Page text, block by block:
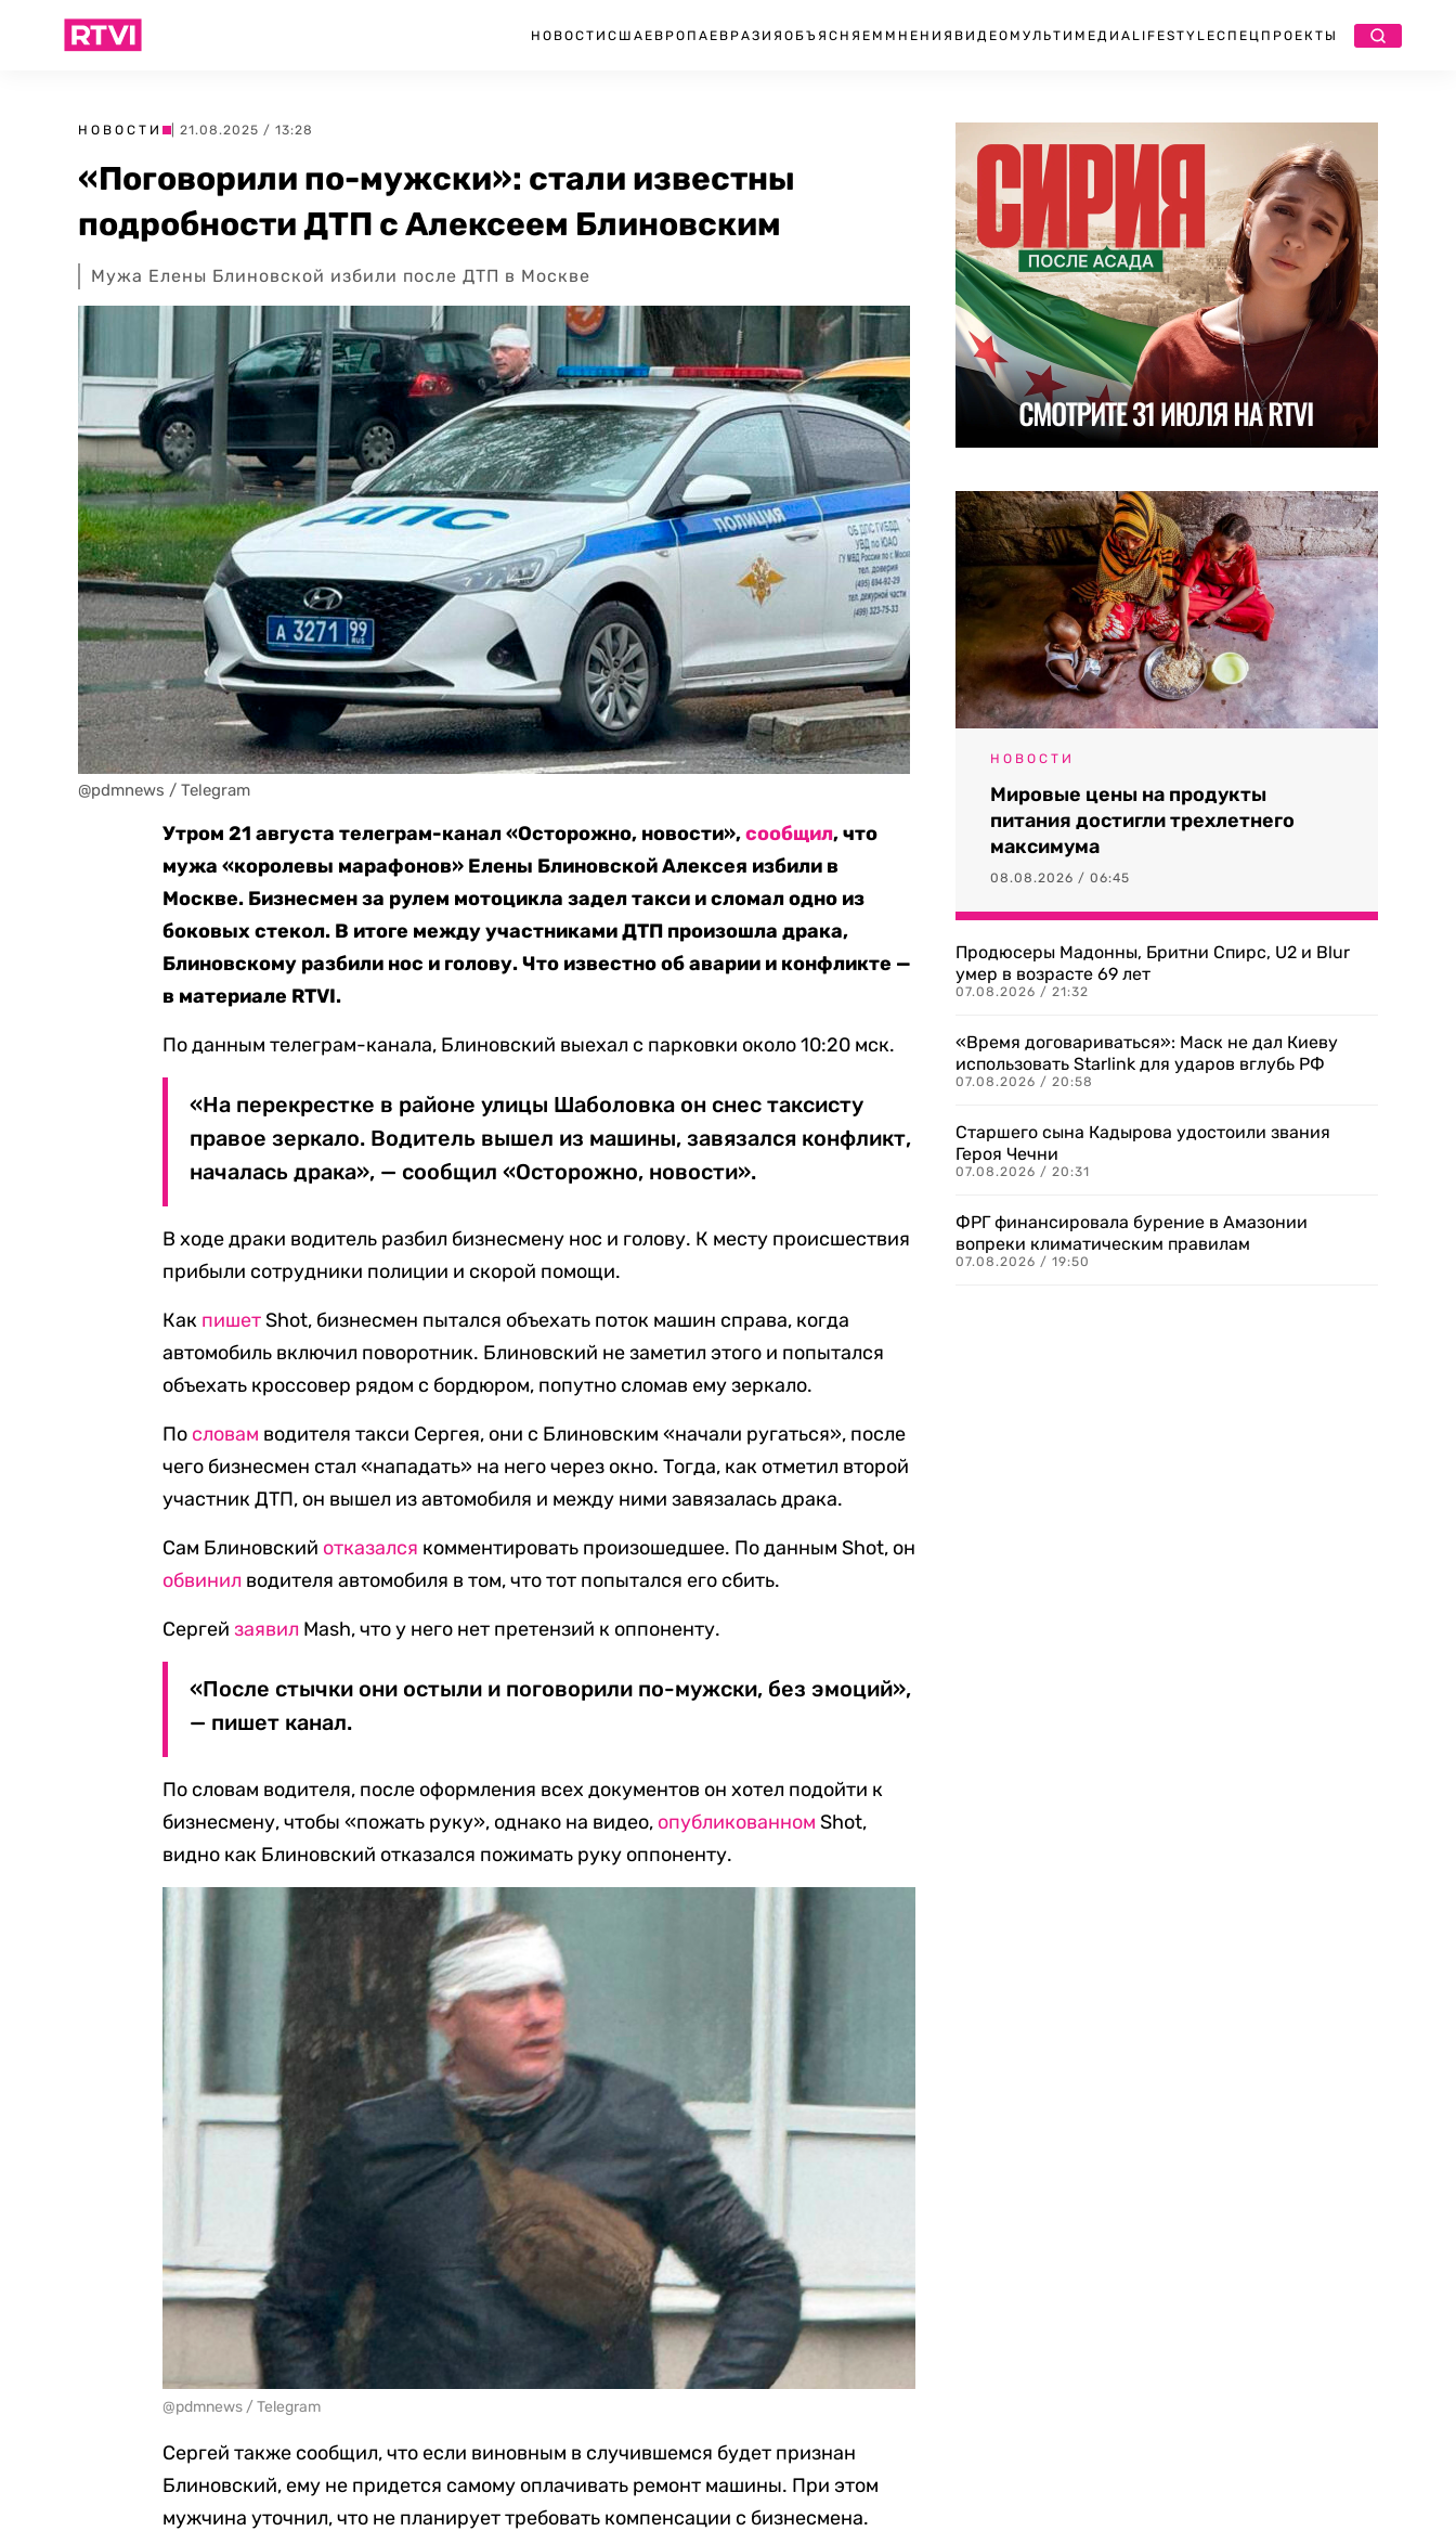
НОВОСТИ США ЕВРОПА ЕВРАЗИЯ ОБЪЯСНЯЕМ МНЕНИЯ ВИДЕО МУЛЬТИМЕДИА LIFESTYLEСПЕЦПРОЕКТЫ
НОВОСТИ | 21.08.2025 / 13:28
«Поговорили по-мужски»: стали известны
подробности ДТП с Алексеем Блиновским
Мужа Елены Блиновской избили после ДТП в Москве
@pdmnews / Telegram
Утром 21 августа телеграм-канал «Осторожно, новости»,сообщил, что
мужа «королевы марафонов» Елены Блиновской Алексея избили в
Москве. Бизнесмен за рулем мотоцикла задел такси и сломал одно из
боковых стекол. В итоге между участниками ДТП произошла драка,
Блиновскому разбили нос и голову. Что известно об аварии и конфликте —
в материале RTVI.
По данным телеграм-канала, Блиновский выехал с парковки около 10:20 мск.
«На перекрестке в районе улицы Шаболовка он снес таксисту
правое зеркало. Водитель вышел из машины, завязался конфликт,
началась драка», — сообщил «Осторожно, новости».
В ходе драки водитель разбил бизнесмену нос и голову. К месту происшествия
прибыли сотрудники полиции и скорой помощи.
Как пишетShot, бизнесмен пытался объехать поток машин справа, когда
автомобиль включил поворотник. Блиновский не заметил этого и попытался
объехать кроссовер рядом с бордюром, попутно сломав ему зеркало.
По словам водителя такси Сергея, они с Блиновским «начали ругаться», после
чего бизнесмен стал «нападать» на него через окно. Тогда, как отметил второй
участник ДТП, он вышел из автомобиля и между ними завязалась драка.
Сам Блиновский отказался комментировать произошедшее. По данным Shot, он
обвинил водителя автомобиля в том, что тот попытался его сбить.
Сергей заявил Mash, что у него нет претензий к оппоненту.
«После стычки они остыли и поговорили по-мужски, без эмоций»,
— пишет канал.
По словам водителя, после оформления всех документов он хотел подойти к
бизнесмену, чтобы «пожать руку», однако на видео, опубликованном Shot,
видно как Блиновский отказался пожимать руку оппоненту.
@pdmnews / Telegram
Сергей также сообщил, что если виновным в случившемся будет признан
Блиновский, ему не придется самому оплачивать ремонт машины. При этом
мужчина уточнил, что не планирует требовать компенсации с бизнесмена.
НОВОСТИ
Мировые цены на продукты
питания достигли трехлетнего
максимума
08.08.2026 / 06:45
Продюсеры Мадонны, Бритни Спирс, U2 и Blur
умер в возрасте 69 лет
07.08.2026 / 21:32
«Время договариваться»: Маск не дал Киеву
использовать Starlink для ударов вглубь РФ
07.08.2026 / 20:58
Старшего сына Кадырова удостоили звания
Героя Чечни
07.08.2026 / 20:31
ФРГ финансировала бурение в Амазонии
вопреки климатическим правилам
07.08.2026 / 19:50